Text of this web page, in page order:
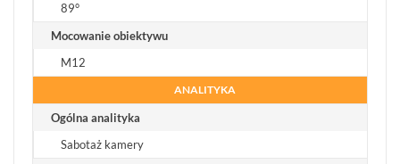
89°
Mocowanie obiektywu
M12
ANALITYKA
Ogólna analityka
Sabotaż kamery